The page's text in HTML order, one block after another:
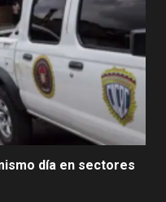
día en sectores